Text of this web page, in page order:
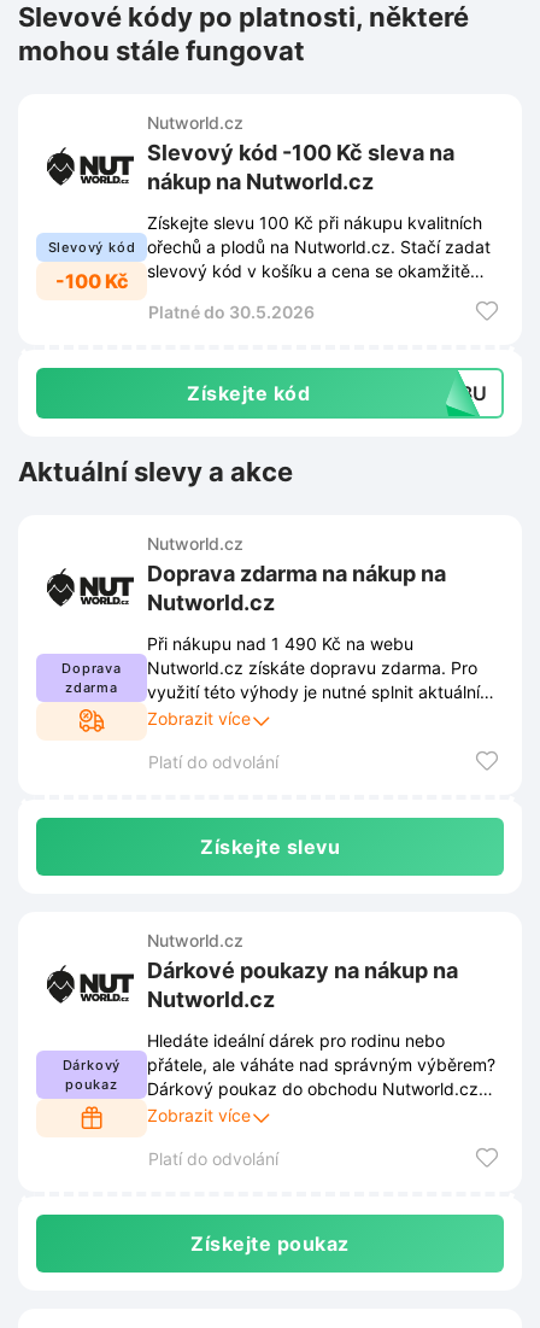
Slevové kódy po platnosti, některé
mohou stále fungovat
Slevový kód
-100 Kč
Nutworld.cz
Slevový kód -100 Kč sleva na
nákup na Nutworld.cz
Získejte slevu 100 Kč při nákupu kvalitních
ořechů a plodů na Nutworld.cz. Stačí zadat
slevový kód v košíku a cena se okamžitě
Platné do 30.5.2026
Získejte kód BD8U
Aktuální slevy a akce
Doprava
zdarma
Nutworld.cz
Doprava zdarma na nákup na
Nutworld.cz
Při nákupu nad 1 490 Kč na webu
Nutworld.cz získáte dopravu zdarma. Pro
využití této výhody je nutné splnit aktuální
podmínky stanovené obchodem. Kompletní
prodejce a mohou se průběžně měnit.
Zobrazit více
Platí do odvolání
Získejte slevu
Dárkový
poukaz
Nutworld.cz
Dárkové poukazy na nákup na
Nutworld.cz
Hledáte ideální dárek pro rodinu nebo
přátele, ale váháte nad správným výběrem?
Dárkový poukaz do obchodu Nutworld.cz
umožní obdarovaným zvolit si přesně to, co
Zobrazit více
Platí do odvolání
Získejte poukaz